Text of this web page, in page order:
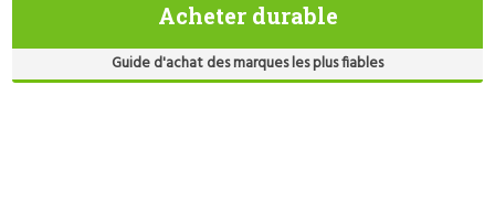
Acheter durable
Guide d'achat des marques les plus fiables